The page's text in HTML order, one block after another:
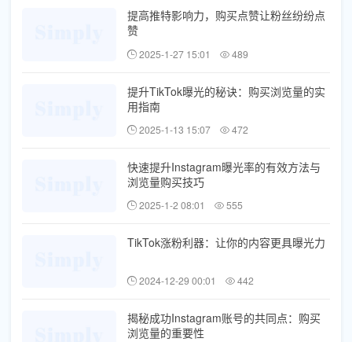
提高推特影响力，购买点赞让粉丝纷纷点
赞
2025-1-27 15:01 489
提升TikTok曝光的秘诀：购买浏览量的实
用指南
2025-1-13 15:07 472
快速提升Instagram曝光率的有效方法与
浏览量购买技巧
2025-1-2 08:01 555
TikTok涨粉利器：让你的内容更具曝光力
2024-12-29 00:01 442
揭秘成功Instagram账号的共同点：购买
浏览量的重要性